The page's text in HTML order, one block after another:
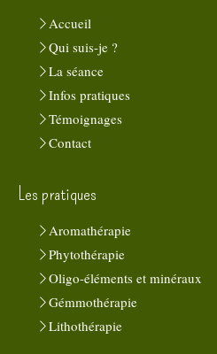
Accueil
Qui suis-je ?
La séance
Infos pratiques
Témoignages
Contact
Les pratiques
Aromathérapie
Phytothérapie
Oligo-éléments et minéraux
Gémmothérapie
Lithothérapie